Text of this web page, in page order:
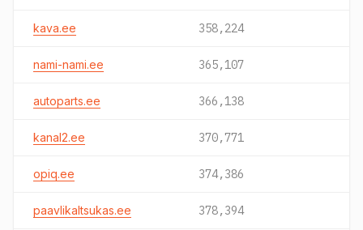
kava.ee 358,224
nami-nami.ee 365,107
autoparts.ee 366,138
kanal2.ee 370,771
opiq.ee 374,386
paavlikaltsukas.ee 378,394